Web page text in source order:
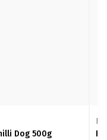
Dog 500g